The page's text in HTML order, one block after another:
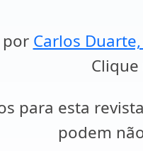
Carlos
para esta
podem